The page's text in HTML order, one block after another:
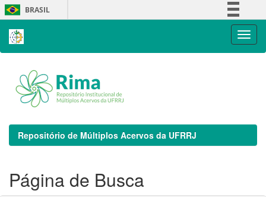
Skip
navigation
BRASIL
Repositório de Múltiplos Acervos da UFRRJ
Página de Busca